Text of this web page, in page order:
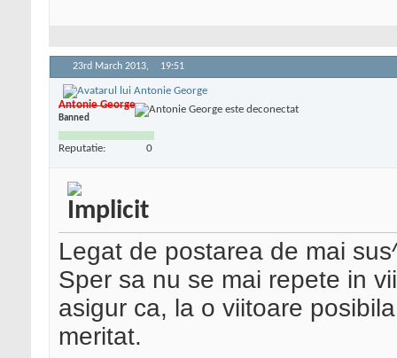
23rd March 2013, 19:51
Antonie George
Banned
Reputatie: 0
Legat de postarea de mai
Sper sa nu se mai repete in
asigur ca, la o viitoare
meritat.